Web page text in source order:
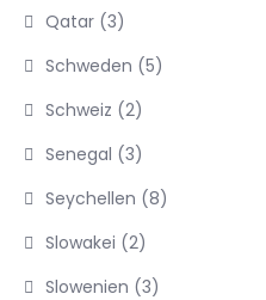
Qatar (3)
Schweden (5)
Schweiz (2)
Senegal (3)
Seychellen (8)
Slowakei (2)
Slowenien (3)